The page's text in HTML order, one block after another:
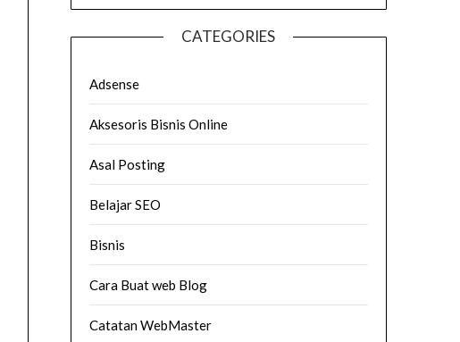
CATEGORIES
Adsense
Aksesoris Bisnis Online
Asal Posting
Belajar SEO
Bisnis
Cara Buat web Blog
Catatan WebMaster